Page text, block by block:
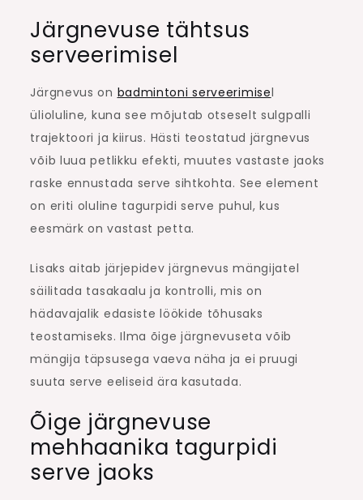
Järgnevuse tähtsus
serveerimisel
Järgnevus on badmintoni serveerimisel
ülioluline, kuna see mõjutab otseselt sulgpalli
trajektoori ja kiirus. Hästi teostatud järgnevus
võib luua petlikku efekti, muutes vastaste jaoks
raske ennustada serve sihtkohta. See element
on eriti oluline tagurpidi serve puhul, kus
eesmärk on vastast petta.
Lisaks aitab järjepidev järgnevus mängijatel
säilitada tasakaalu ja kontrolli, mis on
hädavajalik edasiste löökide tõhusaks
teostamiseks. Ilma õige järgnevuseta võib
mängija täpsusega vaeva näha ja ei pruugi
suuta serve eeliseid ära kasutada.
Õige järgnevuse
mehhaanika tagurpidi
serve jaoks